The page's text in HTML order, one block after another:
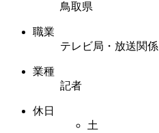
鳥取県
職業
テレビ局・放送関係
業種
記者
休日
土